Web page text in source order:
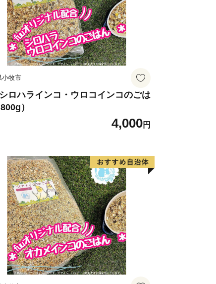
小牧市
ロハラインコ・ウロコインコのごは
）
4,000円